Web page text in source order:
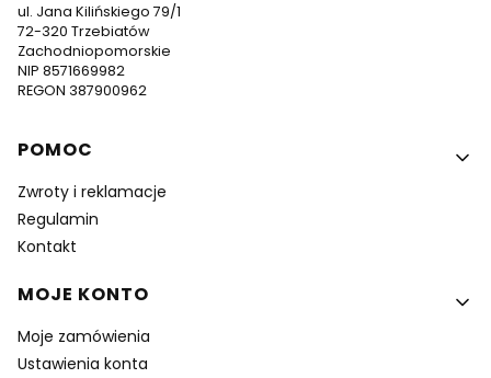
ul. Jana Kilińskiego 79/1
72-320 Trzebiatów
Zachodniopomorskie
NIP 8571669982
REGON 387900962
Linki w stopce
POMOC
Zwroty i reklamacje
Regulamin
Kontakt
MOJE KONTO
Moje zamówienia
Ustawienia konta